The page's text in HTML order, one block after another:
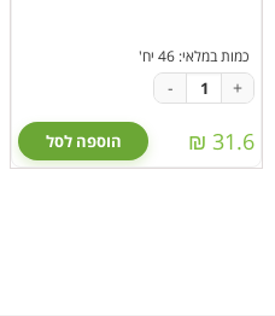
כמות במלאי: 46 יח'
31.6 ₪
- +
הוספה לסל